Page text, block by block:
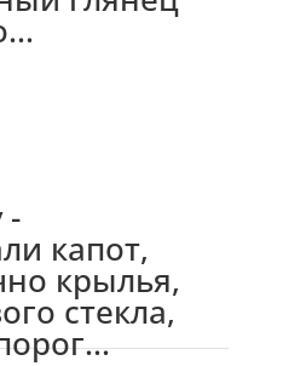
-
капот,
крылья,
стекла,